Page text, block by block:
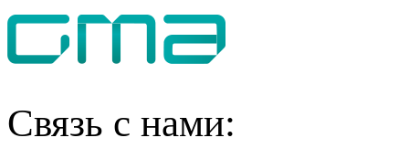
Связь с нами: